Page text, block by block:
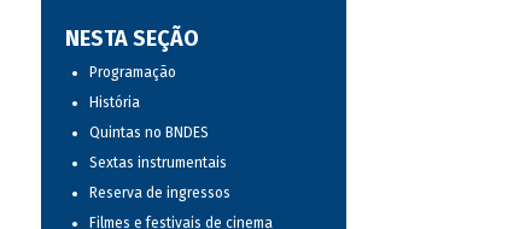
NESTA SEÇÃO
Programação
História
Quintas no BNDES
Sextas instrumentais
Reserva de ingressos
Filmes e festivais de cinema